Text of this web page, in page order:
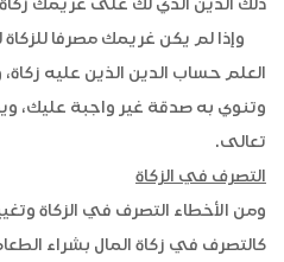
وإذا لم يكن غريمك مصرفا للزكاة
العلم حساب الدين الذين عليه
وتنوي به صدقة غير واجبة عليك،
تعالى.
التصرف في الزكاة
ومن الأخطاء التصرف في الزكاة
كالتصرف في زكاة المال بشراء